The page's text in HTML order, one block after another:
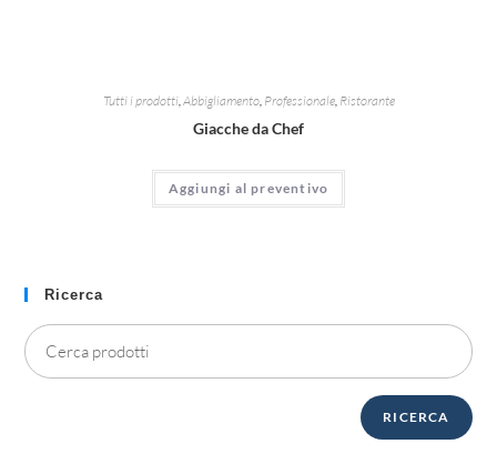
Tutti i prodotti, Abbigliamento, Professionale, Ristorante
Giacche da Chef
Aggiungi al preventivo
Ricerca
RICERCA